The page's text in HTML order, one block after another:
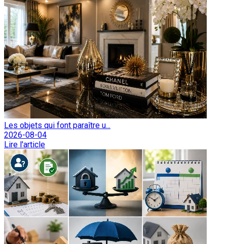
Les objets qui font paraître u...
2026-08-04
Lire l'article